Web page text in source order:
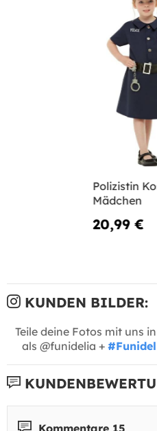
Polizistin
Mädchen
20,99 €
KUNDEN BILDER:
Teile deine Fotos mit uns in
als @funidelia +
Kommentare 15